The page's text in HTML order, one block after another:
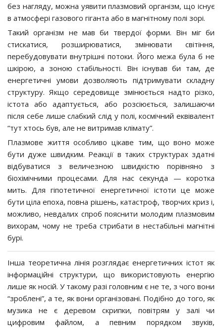
без нагляду, можна уявити плазмовий організм, що існує
в атмосфері газового гіганта або в магнітному полі зорі.
Такий організм не мав би твердої форми. Він міг би
стискатися, розширюватися, змінювати світіння,
перебудовувати внутрішні потоки. Його межа була б не
шкірою, а зоною стабільності. Він існував би там, де
енергетичні умови дозволяють підтримувати складну
структуру. Якщо середовище змінюється надто різко,
істота або адаптується, або розсіюється, залишаючи
після себе лише слабкий слід у полі, космічний еквівалент
“тут хтось був, але не витримав клімату”.
Плазмове життя особливо цікаве тим, що воно може
бути дуже швидким. Реакції в таких структурах здатні
відбуватися з величезною швидкістю порівняно з
біохімічними процесами. Для нас секунда — коротка
мить. Для гіпотетичної енергетичної істоти це може
бути ціла епоха, повна рішень, катастроф, творчих криз і,
можливо, невдалих спроб пояснити молодим плазмовим
вихорам, чому не треба стрибати в нестабільні магнітні
бурі.
Інша теоретична лінія розглядає енергетичних істот як
інформаційні структури, що використовують енергію
лише як носій. У такому разі головним є не те, з чого вони
“зроблені”, а те, як вони організовані. Подібно до того, як
музика не є деревом скрипки, повітрям у залі чи
цифровим файлом, а певним порядком звуків,